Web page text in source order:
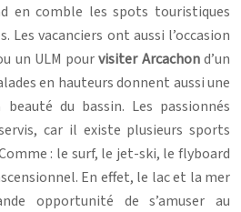
en comble les spots touristiques
Les vacanciers ont aussi l’occasion
un ULM pourvisiter Arcachond’un
en hauteurs donnent aussi une
du bassin. Les passionnés
car il existe plusieurs sports
: le surf, le jet-ski, le flyboard
En effet, le lac et la mer
opportunité de s’amuser au